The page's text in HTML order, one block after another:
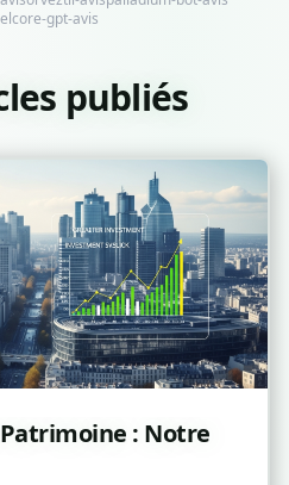
gpt-avis
publiés
Patrimoine : Notre